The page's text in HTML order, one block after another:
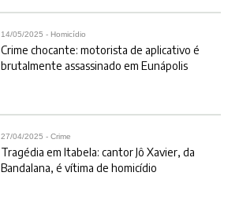
14/05/2025 - Homicídio
Crime chocante: motorista de aplicativo é
brutalmente assassinado em Eunápolis
27/04/2025 - Crime
Tragédia em Itabela: cantor Jô Xavier, da
Bandalana, é vítima de homicídio